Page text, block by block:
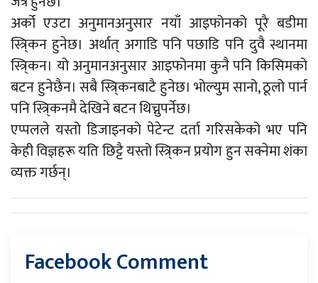
अर्को एउटा अनुमानअनुसार नयाँ आइफोनको पूरै बडीमा
स्त्रि्कन हुनेछ। अर्थात् अगाडि पनि पछाडि पनि दुवै स्थानमा
स्त्रि्कन। यो अनुमानअनुसार आइफोनमा कुनै पनि किसिमको
बटन हुनेछैन। सबै स्त्रि्कनबाटै हुनेछ। भोल्युम सानो, ठूलो पार्न
पनि स्त्रि्कनमै देखिने बटन थिच्नुपर्नेछ।
एप्पलले यस्तो डिजाइनको पेटेन्ट दर्ता गरिसकेको भए पनि
केही विज्ञहरू यति छिट्टै यस्तो स्त्रि्कन प्रयोग हुन सक्नेमा शंका
व्यक्त गर्छन्।
Facebook Comment